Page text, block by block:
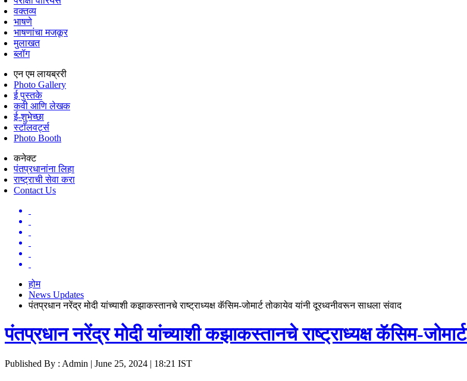
वक्तव्य
भाषणे
भाषणांचा मजकूर
मुलाखत
ब्लॉग
एन एम लायब्ररी
Photo Gallery
ई पुस्तके
कवी आणि लेखक
ई-शुभेच्छा
स्टॉलवर्ट्स
Photo Booth
कनेक्ट
पंतप्रधानांना लिहा
राष्ट्राची सेवा करा
Contact Us
होम
News Updates
पंतप्रधान नरेंद्र मोदी यांच्याशी कझाकस्तानचे राष्ट्राध्यक्ष कॅसिम-जोमार्ट तोकायेव यांनी दूरध्वनीवरून साधला संवाद
पंतप्रधान नरेंद्र मोदी यांच्याशी कझाकस्तानचे राष्ट्राध्यक्ष कॅसिम-
Published By : Admin | June 25, 2024 | 18:21 IST